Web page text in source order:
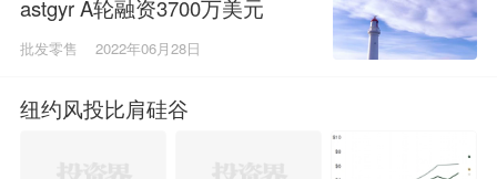
astgyr A轮融资3700万美元
批发零售 2022年06月28日
纽约风投比肩硅谷